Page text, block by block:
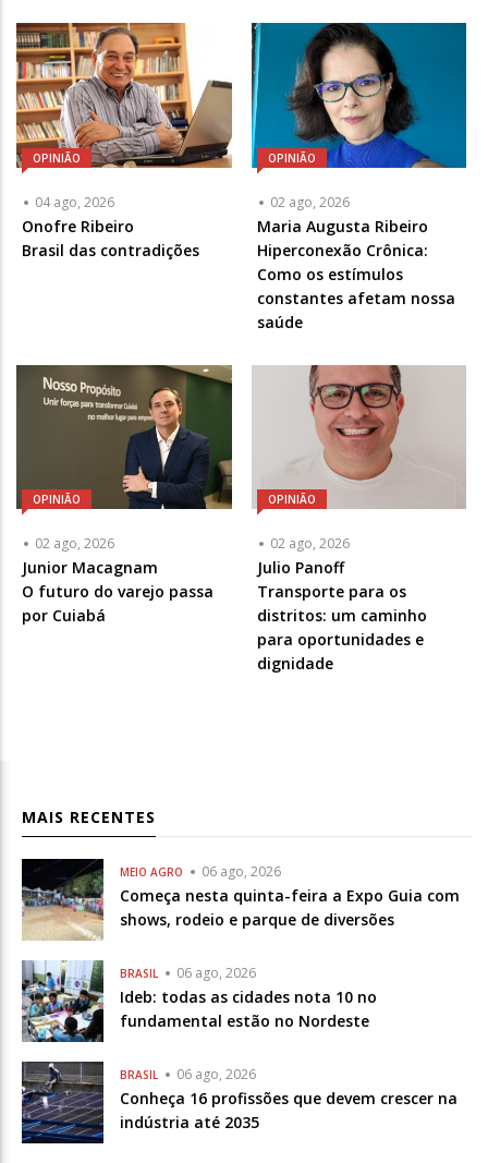
OPINIÃO
04 ago, 2026
Articulista
ou
Onofre Ribeiro
Brasil das contradições
OPINIÃO
02 ago, 2026
Articulista
ou
Chamada
-
Opcional
Maria Augusta Ribeiro
Hiperconexão Crônica:
Como os estímulos
constantes afetam nossa
saúde
OPINIÃO
02 ago, 2026
Articulista
ou
Chamada
Junior Macagnam
O futuro do varejo passa
por Cuiabá
OPINIÃO
02 ago, 2026
Articulista
ou
Chamada
-
Opcional
Julio Panoff
Transporte para os
distritos: um caminho
para oportunidades e
dignidade
MAIS RECENTES
MEIO AGRO 06 ago, 2026
Começa nesta quinta-feira a Expo Guia com
shows, rodeio e parque de diversões
BRASIL 06 ago, 2026
Ideb: todas as cidades nota 10 no
fundamental estão no Nordeste
BRASIL 06 ago, 2026
Conheça 16 profissões que devem crescer na
indústria até 2035